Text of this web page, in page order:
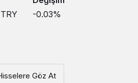
TRY
-0.03%
Göz At